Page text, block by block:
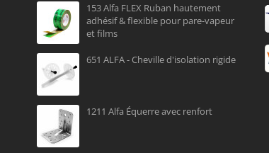
153 Alfa FLEX Ruban hautement
adhésif & flexible pour pare-vapeur
et films
651 ALFA - Cheville d'isolation rigide
1211 Alfa Équerre avec renfort